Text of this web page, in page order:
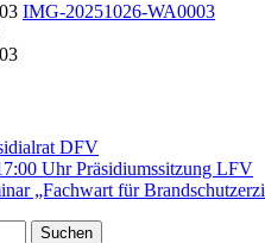
IMG-20251026-WA0003
DFV
Uhr Präsidiumssitzung LFV
„Fachwart für
Suchen